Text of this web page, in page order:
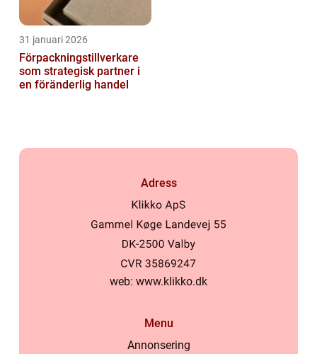
31 januari 2026
Förpackningstillverkare
som strategisk partner i
en föränderlig handel
Adress
web: www.klikko.dk
Menu
Annonsering